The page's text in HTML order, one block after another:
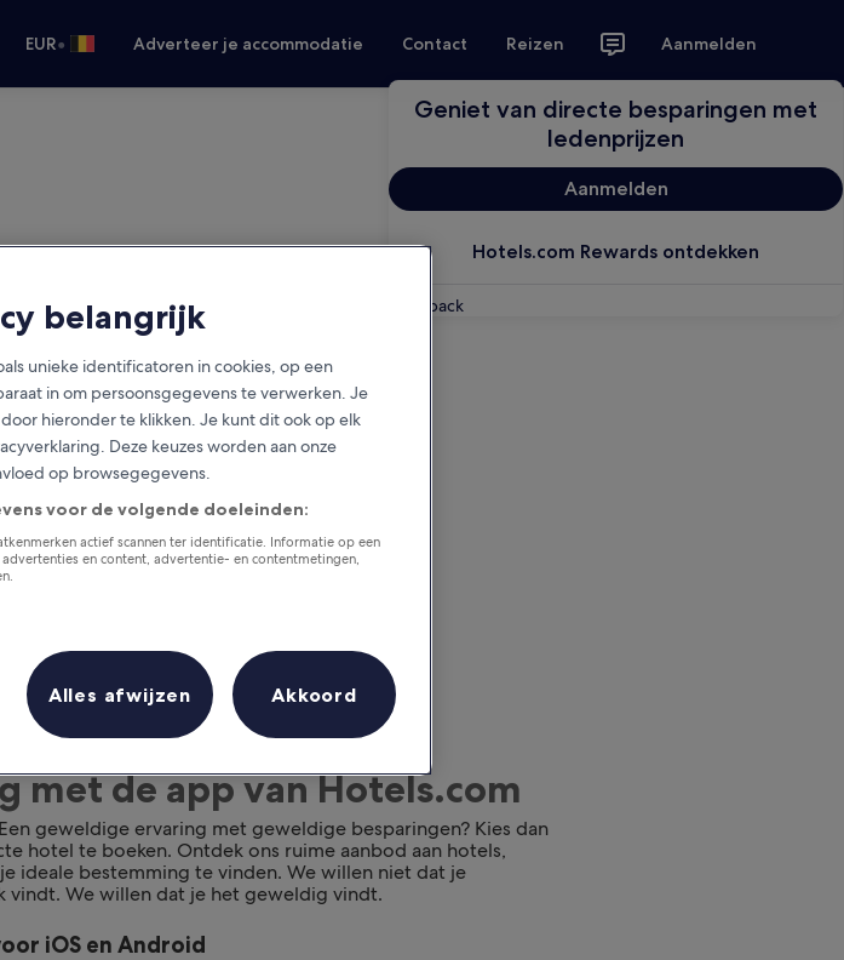
EUR• Adverteer je accommodatie Contact Reizen Aanmelden
Geniet van directe besparingen met
ledenprijzen
Aanmelden
Hotels.com Rewards ontdekken
Feedback
met de app van Hotels.com
geweldige ervaring met geweldige besparingen? Kies dan
hotel te boeken. Ontdek ons ruime aanbod aan hotels,
ideale bestemming te vinden. We willen niet dat je
We willen dat je het geweldig vindt.
iOS en Android
belangrijk
unieke identificatoren in cookies, op een
in om persoonsgegevens te verwerken. Je
hieronder te klikken. Je kunt dit ook op elk
Deze keuzes worden aan onze
op browsegegevens.
voor de volgende doeleinden:
actief scannen ter identificatie. Informatie op een
en content, advertentie- en contentmetingen,
Alles afwijzen Akkoord